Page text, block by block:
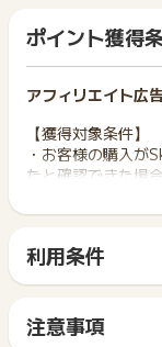
ポイント獲得
アフィリエイト広
【獲得対象条件】
・お客様の購入が
たと確認できた場
・ホテルの予約は
ションをまたいだ
ません。
場合があります。
・ポイント還元額
利用条件
サイトに移動して
間に、同じブラウ
注意事項